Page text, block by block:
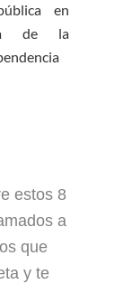
en
de la
estos 8
a
que
y te